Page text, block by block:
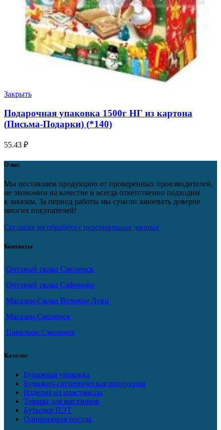
Закрыть
Подарочная упаковка 1500г НГ из картона
(Письма-Подарки) (*140)
55.43 ₽
О нас
Мы поставляем продукцию от проверенных производителей,
не экономим на качестве и всегда ответственно подходим
к заказам. За период работы мы сумели завоевать доверие
многих покупателей!
Согласие на обработку персональных данных
Контакты
Оптовый склад Смоленск
Оптовый склад Сафоново
Магазин-Склад Великие Луки
Магазин Смоленск
Павильон Смоленск
Каталог
Бумажная упаковка
Бумажно-гигиеническая продукция
Изделия из пластмассы
Товары для магазинов
Бутылки ПЭТ
Одноразовая посуда